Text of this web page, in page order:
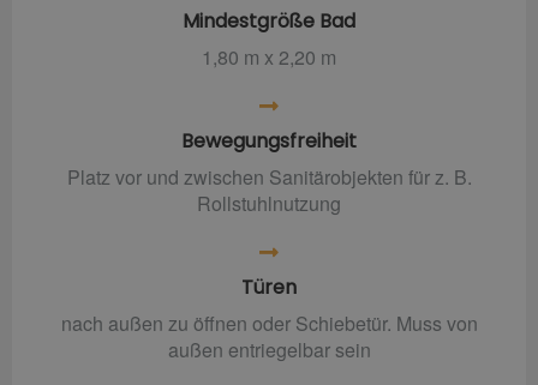
Mindestgröße Bad
1,80 m x 2,20 m
Bewegungsfreiheit
Platz vor und zwischen Sanitärobjekten für z. B.
Rollstuhlnutzung
Türen
nach außen zu öffnen oder Schiebetür. Muss von
außen entriegelbar sein